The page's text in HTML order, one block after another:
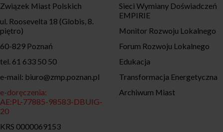
Związek Miast Polskich
ul. Roosevelta 18 (Globis, 8.
piętro)
60-829 Poznań
tel. 61 633 50 50
e-mail: biuro@zmp.poznan.pl
e-doręczenia:
AE:PL-77885-98583-DBUIG-
20
KRS 0000069153
Sieci Wymiany Doświadczeń
EMPIRIE
Monitor Rozwoju Lokalnego
Forum Rozwoju Lokalnego
Edukacja
Transformacja Energetyczna
Archiwum Miast